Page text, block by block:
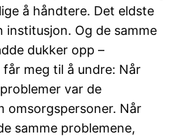
å håndtere. Det eldste
institusjon. Og de samme
dukker opp –
meg til å undre: Når
var de
omsorgspersoner. Når
samme problemene,